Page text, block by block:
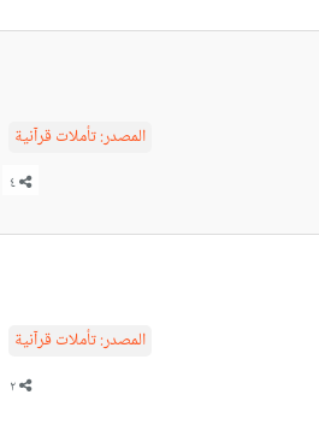
المصدر:تأملات قرآنية
المصدر:تأملات قرآنية